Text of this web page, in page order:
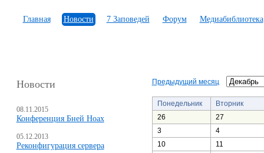
Главная Новости 7 Заповедей Форум Медиабиблиотека
Новости
08.11.2015
Конференция Бней Ноах
05.12.2013
Реконфигурация сервера
Предыдущий месяц
Понедельник
Вторник
26
27
3
4
10
11